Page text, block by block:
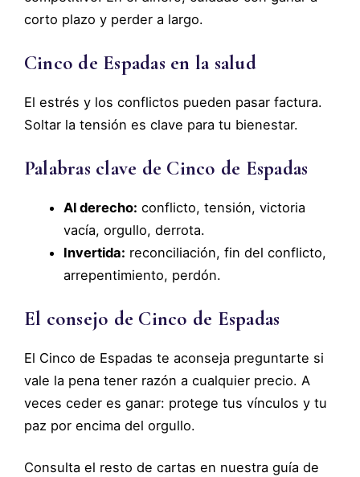
corto plazo y perder a largo.
Cinco de Espadas en la salud
El estrés y los conflictos pueden pasar factura.
Soltar la tensión es clave para tu bienestar.
Palabras clave de Cinco de Espadas
Al derecho: conflicto, tensión, victoria
vacía, orgullo, derrota.
Invertida: reconciliación, fin del conflicto,
arrepentimiento, perdón.
El consejo de Cinco de Espadas
El Cinco de Espadas te aconseja preguntarte si
vale la pena tener razón a cualquier precio. A
veces ceder es ganar: protege tus vínculos y tu
paz por encima del orgullo.
Consulta el resto de cartas en nuestra guía de